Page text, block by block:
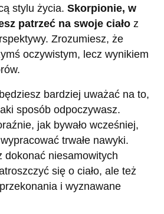
stylu życia. Skorpionie, w
patrzeć na swoje ciało z
Zrozumiesz, że
oczywistym, lecz wynikiem
bardziej uważać na to,
sposób odpoczywasz.
jak bywało wcześniej,
trwałe nawyki.
dokonać niesamowitych
się o ciało, ale też
i wyznawane